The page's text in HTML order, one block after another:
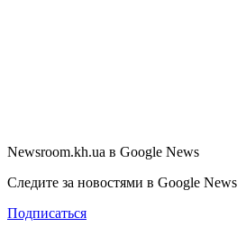
Newsroom.kh.ua в Google News
Следите за новостями в Google News
Подписаться